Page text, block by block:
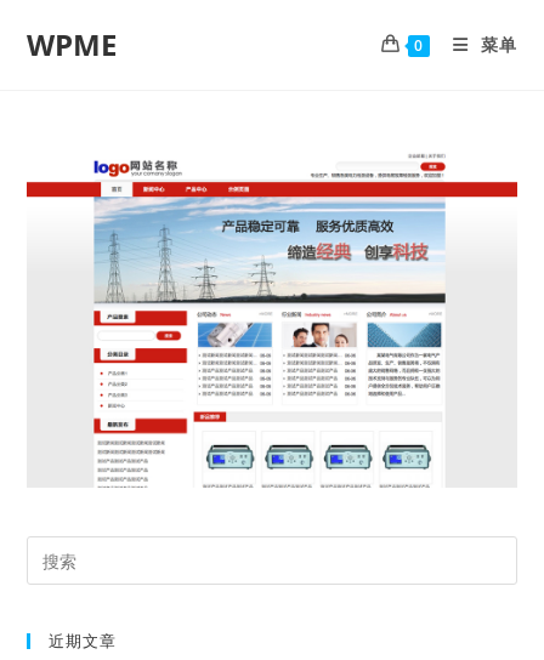
WPME 0 菜单
近期文章